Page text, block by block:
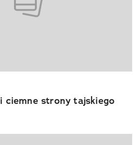
ciemne strony tajskiego